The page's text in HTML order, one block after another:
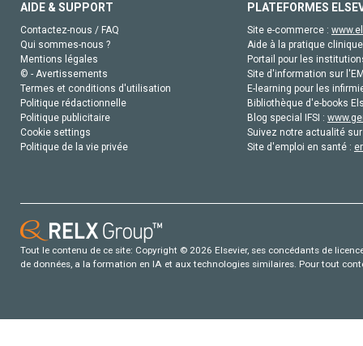
AIDE & SUPPORT
Contactez-nous / FAQ
Qui sommes-nous ?
Mentions légales
© - Avertissements
Termes et conditions d'utilisation
Politique rédactionnelle
Politique publicitaire
Cookie settings
Politique de la vie privée
PLATEFORMES
Site e-commerce :
Aide à la pratique
Portail pour les
Site d'information sur
E-learning pour les
Bibliothèque d'e-books
Blog special IFSI :
Suivez notre actualité
Site d'emploi en santé :
Tout le contenu de ce site: Copyright © 2026 Elsevier, ses concédants de
de données, a la formation en IA et aux technologies similaires. Pour tout